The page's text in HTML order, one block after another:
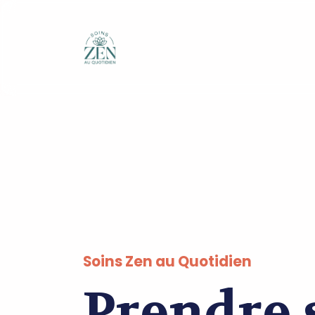
Soins Zen au Quotidien